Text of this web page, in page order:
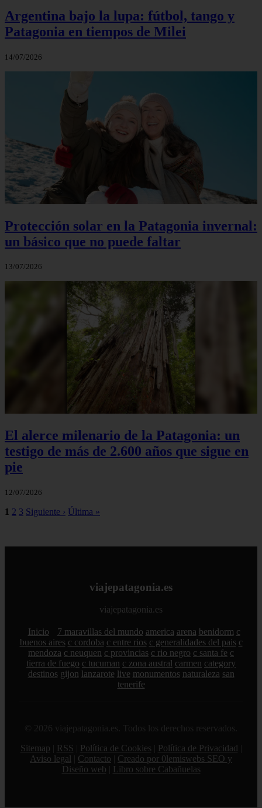
Argentina bajo la lupa: fútbol, tango y
Patagonia en tiempos de Milei
14/07/2026
Protección solar en la Patagonia invernal:
un básico que no puede faltar
13/07/2026
El alerce milenario de la Patagonia: un
testigo de más de 2.600 años que sigue en
pie
12/07/2026
1 2 3 Siguiente › Última »
viajepatagonia.es
viajepatagonia.es
Inicio 7 maravillas del mundo america arena benidorm c
buenos aires c cordoba c entre rios c generalidades del pais c
mendoza c neuquen c provincias c rio negro c santa fe c
tierra de fuego c tucuman c zona austral carmen category
destinos gijon lanzarote live monumentos naturaleza san
tenerife
© 2026 viajepatagonia.es. Todos los derechos reservados.
Sitemap
RSS Política de Cookies Política de Privacidad
Aviso legal
Contacto
Creado por 0lemiswebs SEO y
Diseño web
Libro sobre Cabañuelas